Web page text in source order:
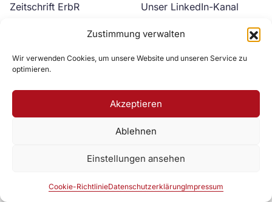
Zustimmung verwalten
Wir verwenden Cookies, um unsere Website und unseren Service zu
optimieren.
Akzeptieren
Ablehnen
Einstellungen ansehen
Cookie-RichtlinieDatenschutzerklärungImpressum
Zeitschrift ErbR
Unser LinkedIn-Kanal
Unser YouTube-Kanal
Zur DAV Webseite